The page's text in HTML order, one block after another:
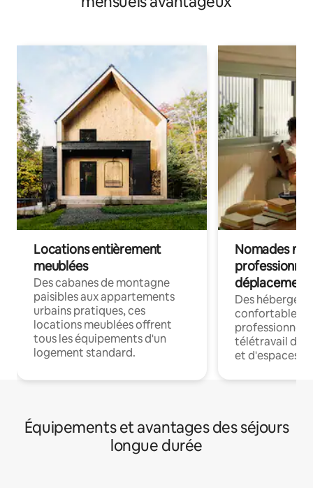
Locations entièrement
meublées
Des cabanes de montagne
paisibles aux appartements
urbains pratiques, ces
locations meublées offrent
tous les équipements d'un
logement standard.
Nomades
déplacement
Des
confortables
professionnels
télétravail
et d'espaces
Équipements et avantages des séjours
longue durée